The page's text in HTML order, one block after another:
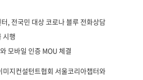
, 전국민 대상 코로나 블루 전화상담
시행
모바일 인증 MOU 체결
미지컨설턴트협회 서울코리아챕터와